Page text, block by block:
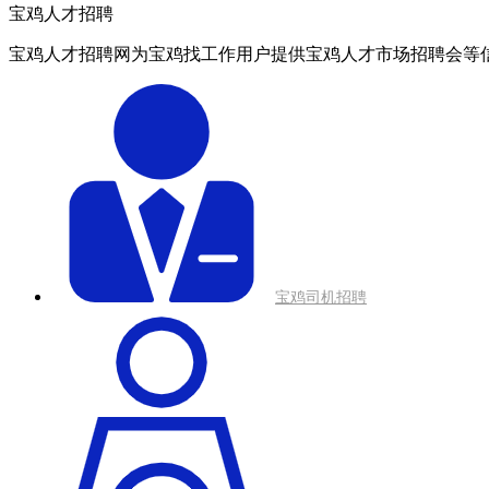
宝鸡人才招聘
宝鸡人才招聘网为宝鸡找工作用户提供宝鸡人才市场招聘会等
宝鸡司机招聘